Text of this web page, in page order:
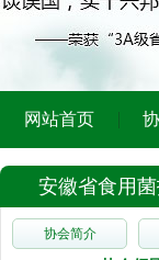
网站首页
安徽省食用
协会简介